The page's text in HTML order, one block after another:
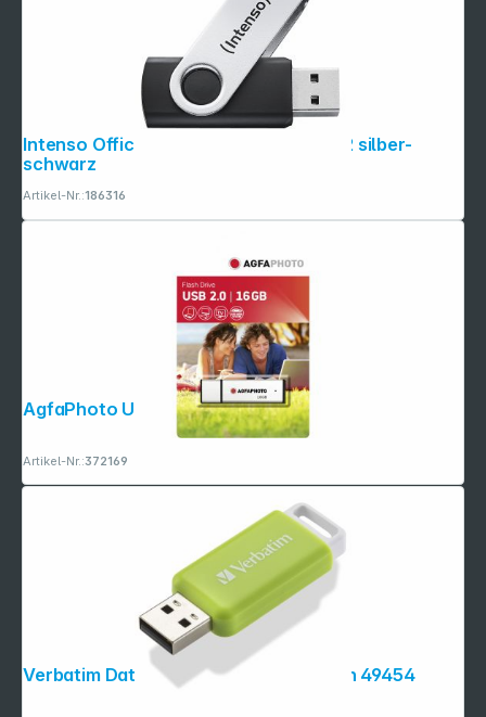
Intenso Office Line 32GB USB Stick 3.2 silber-
schwarz
Artikel-Nr.:186316
AgfaPhoto USB 2.0 silver 16GB
Artikel-Nr.:372169
Verbatim DataBar USB 2.0 32GB Green 49454